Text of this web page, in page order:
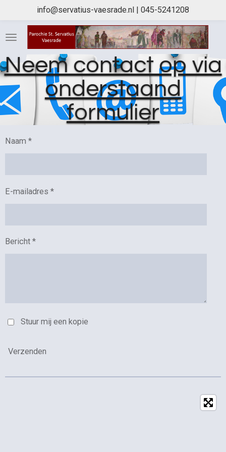
naar
hoofdinhoud
info@servatius-vaesrade.nl | 045-5241208
Neem contact op via
onderstaand
formulier
Naam *
E-mailadres *
Bericht *
Stuur mij een kopie
Verzenden